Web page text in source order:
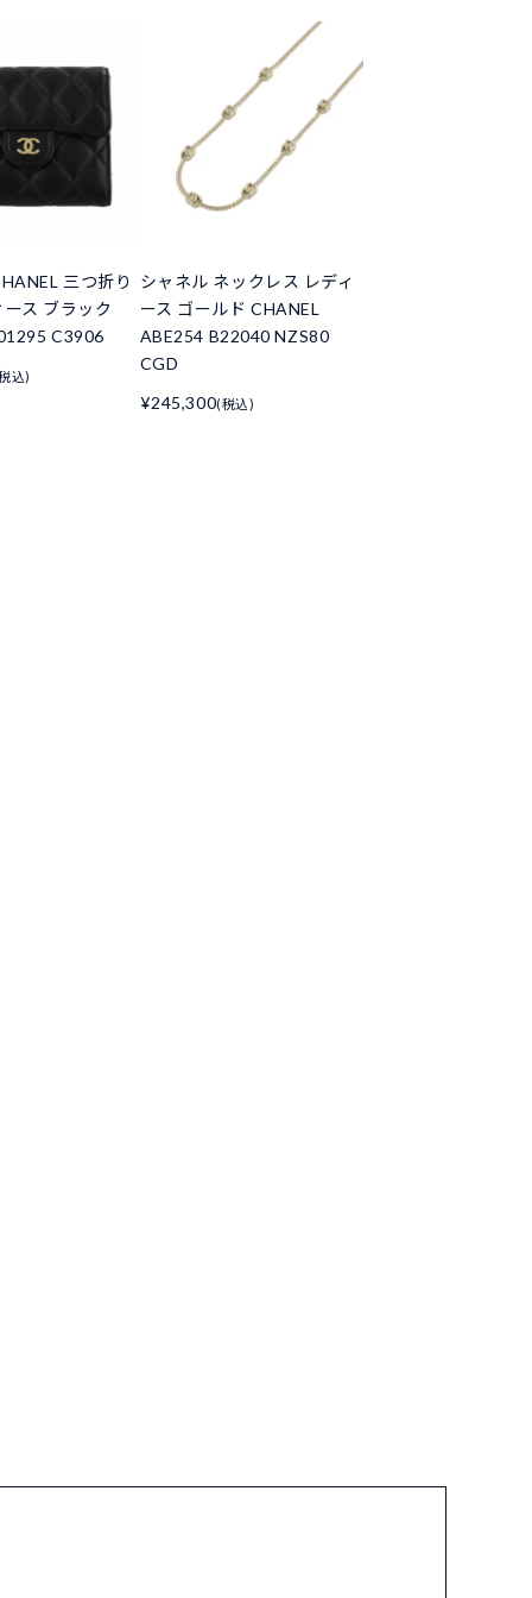
三つ折り
ス ブラック
C3906
込)
シャネル ネックレス レディ
ース ゴールド CHANEL
ABE254 B22040 NZS80
CGD
¥245,300(税込)